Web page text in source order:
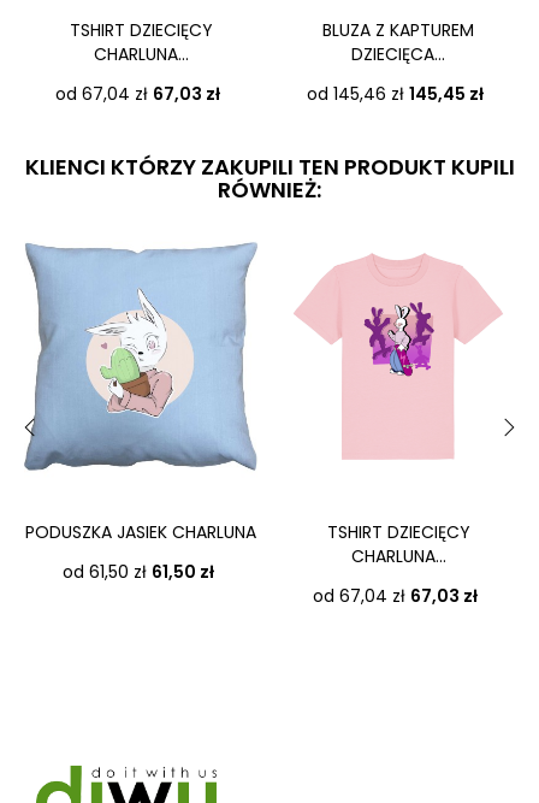
TSHIRT DZIECIĘCY
CHARLUNA...
od 67,04 zł Cena
67,03 zł
BLUZA Z KAPTUREM
DZIECIĘCA...
od 145,46 zł Cena
145,45 zł
KLIENCI KTÓRZY ZAKUPILI TEN PRODUKT KUPILI
RÓWNIEŻ:
PODUSZKA JASIEK CHARLUNA
od 61,50 zł Cena
61,50 zł
TSHIRT DZIECIĘCY
CHARLUNA...
od 67,04 zł Cena
67,03 zł
‹